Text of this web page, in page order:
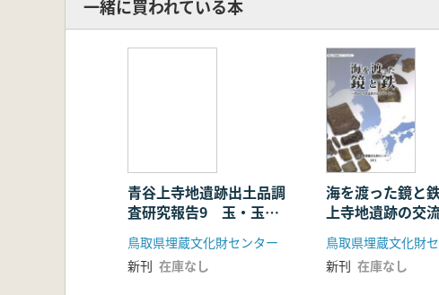
一緒に買われている本
青谷上寺地遺跡出土品調
査研究報告9 玉・玉作
関連資料
鳥取県埋蔵文化財センター
新刊 在庫なし
海を渡った鏡と
上寺地遺跡の交
る
鳥取県埋蔵文化財
新刊 在庫なし